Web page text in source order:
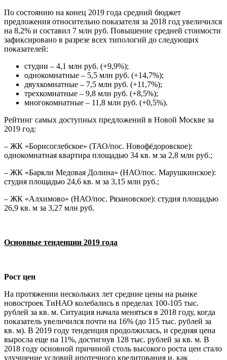
По состоянию на конец 2019 года средний бюджет
предложения относительно показателя за 2018 год увеличился
на 8,2% и составил 7 млн руб. Повышение средней стоимости
зафиксировано в разрезе всех типологий до следующих
показателей:
студии – 4,1 млн руб. (+9,9%);
однокомнатные – 5,5 млн руб. (+14,7%);
двухкомнатные – 7,5 млн руб. (+11,7%);
трехкомнатные – 9,8 млн руб. (+8,5%);
многокомнатные – 11,8 млн руб. (+0,5%).
Рейтинг самых доступных предложений в Новой Москве за
2019 год:
– ЖК «Борисоглебское» (ТАО/пос. Новофёдоровское):
однокомнатная квартира площадью 34 кв. м за 2,8 млн руб.;
– ЖК «Баркли Медовая Долина» (НАО/пос. Марушкинское):
студия площадью 24,6 кв. м за 3,15 млн руб.;
– ЖК «Алхимово» (НАО/пос. Рязановское): студия площадью
26,9 кв. м за 3,27 млн руб.
Основные тенденции 2019 года
Рост цен
На протяжении нескольких лет средние цены на рынке
новостроек ТиНАО колебались в пределах 100-105 тыс.
рублей за кв. м. Ситуация начала меняться в 2018 году, когда
показатель увеличился почти на 16% (до 115 тыс. рублей за
кв. м). В 2019 году тенденция продолжилась, и средняя цена
выросла еще на 11%, достигнув 128 тыс. рублей за кв. м. В
2018 году основной причиной столь высокого роста цен стало
улучшение условий ипотечного кредитования и, как